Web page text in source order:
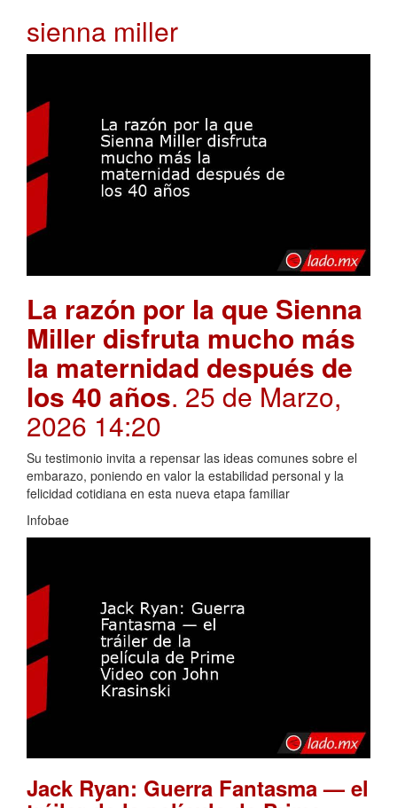
sienna miller
La razón por la que Sienna
Miller disfruta mucho más
la maternidad después de
los 40 años. 25 de Marzo,
2026 14:20
Su testimonio invita a repensar las ideas comunes sobre el
embarazo, poniendo en valor la estabilidad personal y la
felicidad cotidiana en esta nueva etapa familiar
Infobae
Jack Ryan: Guerra Fantasma — el